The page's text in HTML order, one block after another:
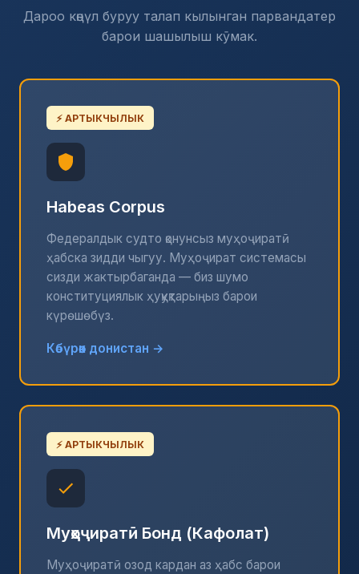
Дароо көңүл буруу талап кылынган парвандатер
барои шашылыш кӯмак.
⚡ АРТЫКЧЫЛЫК
Habeas Corpus
Федералдык судто қонунсыз муҳоҷиратӣ
ҳабска зидди чыгуу. Муҳоҷират системасы
сизди жактырбаганда — биз шумо
конституциялык ҳуқуқтарыңыз барои
күрөшөбүз.
Көбүрөөк донистан →
⚡ АРТЫКЧЫЛЫК
Муҳоҷиратӣ Бонд (Кафолат)
Муҳоҷиратӣ озод кардан аз ҳабс барои